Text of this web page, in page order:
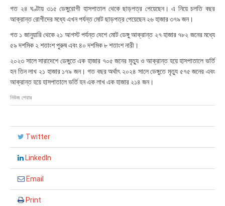
গত ২৪ ঘণ্টায় ৩১৫ ডেঙ্গুরোগী হাসপাতাল থেকে ছাড়পত্র পেয়েছেন। এ নিয়ে চলতি বছর
আক্রান্ত রোগীদের মধ্যে এখন পর্যন্ত মোট ছাড়পত্র পেয়েছেন ২৬ হাজার ৩৭৯ জন।
গত ১ জানুয়ারি থেকে ২১ আগস্ট পর্যন্ত দেশে মোট ডেঙ্গু আক্রান্ত ২৭ হাজার ৭৮২ জনের মধ্যে
৫৯ দশমিক ২ শতাংশ পুরুষ এবং ৪০ দশমিক ৮ শতাংশ নারী।
২০২৩ সালে সারাদেশে ডেঙ্গুতে এক হাজার ৭০৫ জনের মৃত্যু ও আক্রান্ত হয়ে হাসপাতালে ভর্তি
হন তিন লাখ ২১ হাজার ১৭৯ জন। গত বছর অর্থাৎ ২০২৪ সালে ডেঙ্গুতে মৃত্যু ৫৭৫ জনের এবং
আক্রান্ত হয়ে হাসপাতালে ভর্তি হন এক লাখ এক হাজার ২১৪ জন।
নিউজ শেয়ার
Twitter
LinkedIn
Email
Print